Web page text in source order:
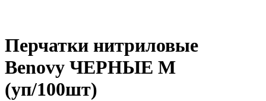
Перчатки нитриловые
Benovy ЧЕРНЫЕ М
(уп/100шт)